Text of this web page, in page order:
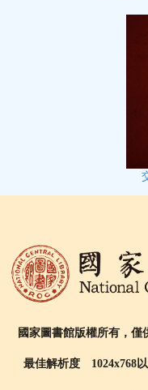
國家圖書館版權所有，
最佳解析度 1024x768